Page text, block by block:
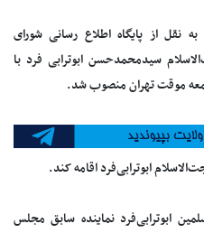
به نقل از پایگاه اطلاع رسانی شورای
سیدمحمدحسن ابوترابی فرد با
موقت تهران منصوب شد.
ابوترابی‌فرد اقامه کند.
ابوترابی‌فرد نماینده سابق مجلس